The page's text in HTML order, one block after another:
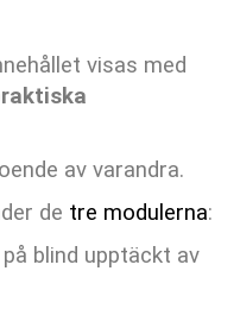
visas med
av varandra.
de tre modulerna:
blind upptäckt av